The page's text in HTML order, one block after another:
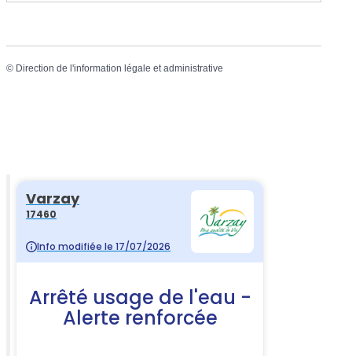
© Direction de l'information légale et administrative